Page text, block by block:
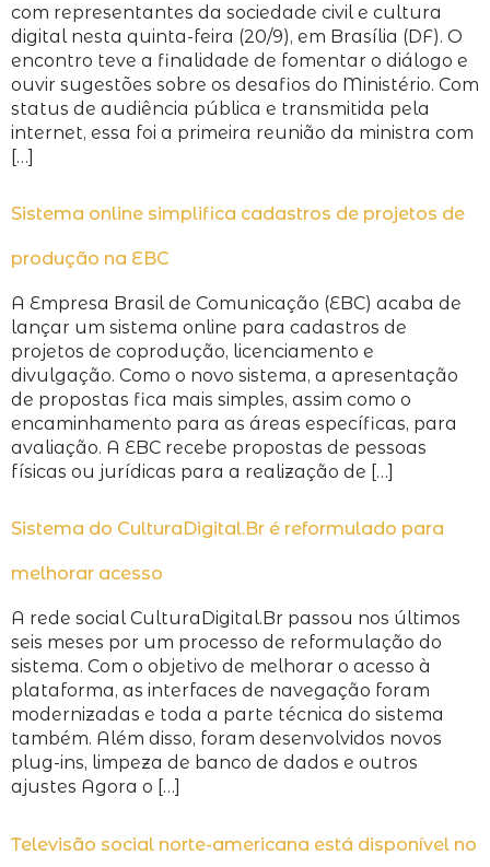
com representantes da sociedade civil e cultura
digital nesta quinta-feira (20/9), em Brasília (DF). O
encontro teve a finalidade de fomentar o diálogo e
ouvir sugestões sobre os desafios do Ministério. Com
status de audiência pública e transmitida pela
internet, essa foi a primeira reunião da ministra com
[…]
Sistema online simplifica cadastros de projetos de
produção na EBC
A Empresa Brasil de Comunicação (EBC) acaba de
lançar um sistema online para cadastros de
projetos de coprodução, licenciamento e
divulgação. Como o novo sistema, a apresentação
de propostas fica mais simples, assim como o
encaminhamento para as áreas específicas, para
avaliação. A EBC recebe propostas de pessoas
físicas ou jurídicas para a realização de […]
Sistema do CulturaDigital.Br é reformulado para
melhorar acesso
A rede social CulturaDigital.Br passou nos últimos
seis meses por um processo de reformulação do
sistema. Com o objetivo de melhorar o acesso à
plataforma, as interfaces de navegação foram
modernizadas e toda a parte técnica do sistema
também. Além disso, foram desenvolvidos novos
plug-ins, limpeza de banco de dados e outros
ajustes Agora o […]
Televisão social norte-americana está disponível no